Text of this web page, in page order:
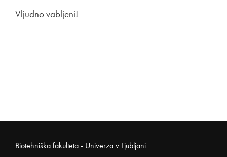
Vljudno vabljeni!
Noga strani
Biotehniška fakulteta - Univerza v Ljubljani